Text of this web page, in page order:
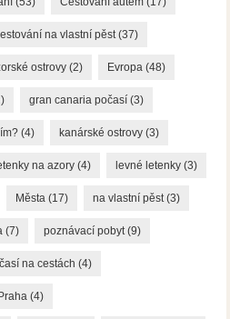
na vlastní pěst(37)
ostrovy (2) Evropa (48)
gran canaria počasí (3)
(4) kanárské ostrovy (3)
na azory (4) levné letenky (3)
Města (17) na vlastní pěst(3)
(7) poznávací pobyt(9)
na cestách (4)
Praha (4)